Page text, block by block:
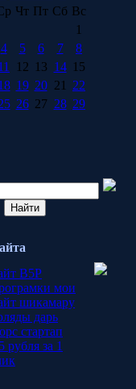
Чт Пт Сб Вс
1
4 5 6 7
8
12 13 14 15
19 20 21
22
26 27 28 29
B5P
мои
шикамару
дарь
стартап
рубля за 1